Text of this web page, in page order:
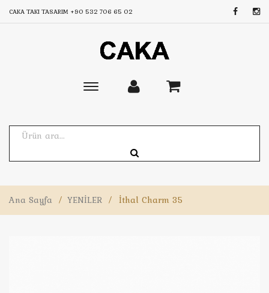
CAKA TAKI TASARIM +90 532 706 65 02
Toggle
Ana Sayfa / YENİLER / İthal Charm 35